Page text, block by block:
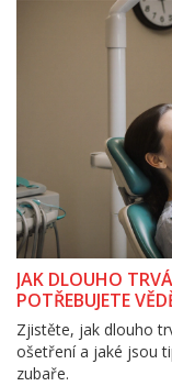
JAK DLOUHO
POTŘEBUJETE
Zjistěte, jak dlouho
ošetření a jaké jsou
zubaře.